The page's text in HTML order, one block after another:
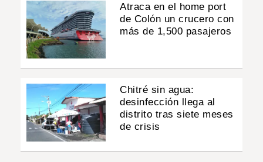
Atraca en el home port
de Colón un crucero con
más de 1,500 pasajeros
Chitré sin agua:
desinfección llega al
distrito tras siete meses
de crisis